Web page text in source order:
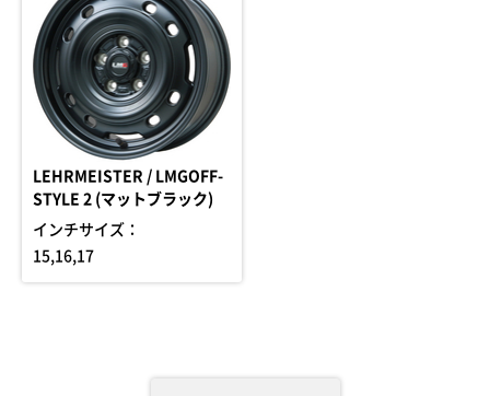
LEHRMEISTER / LMGOFF-
STYLE 2 (マットブラック)
インチサイズ：
15,16,17